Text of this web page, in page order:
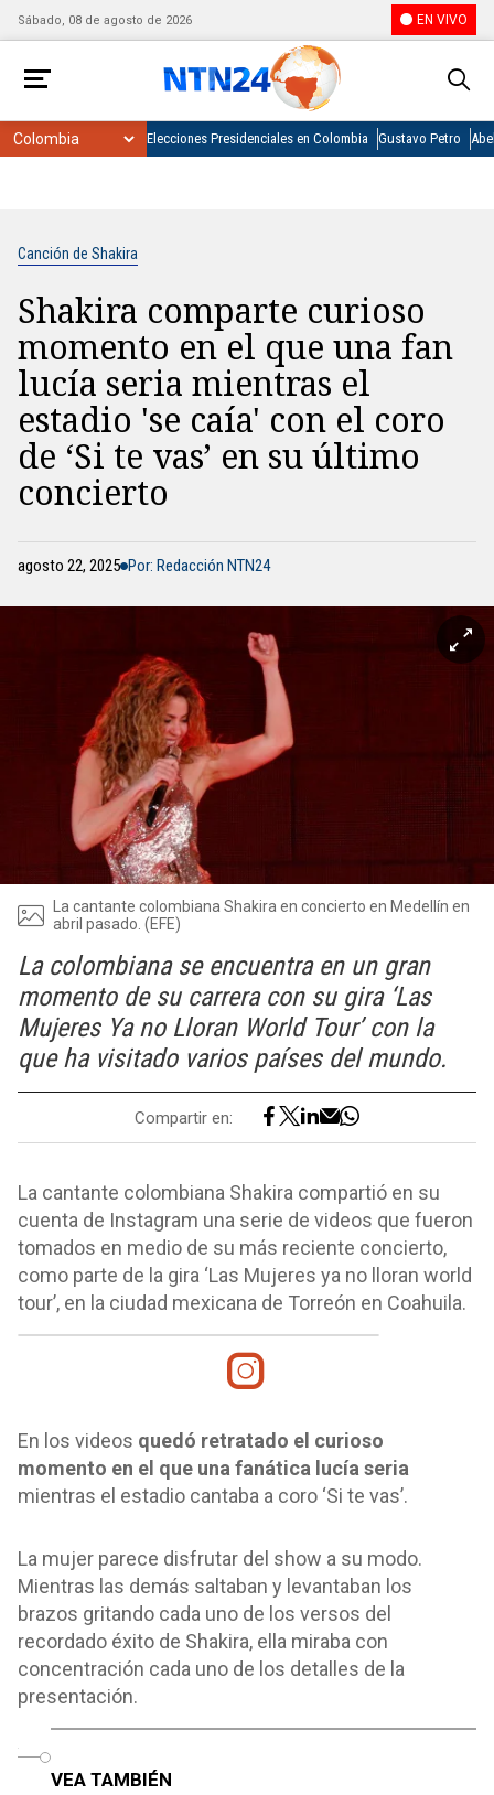
Sábado, 08 de agosto de 2026 EN VIVO
Elecciones Presidenciales en Colombia Gustavo Petro
Canción de Shakira
Shakira comparte curioso
momento en el que una fan
lucía seria mientras el
estadio 'se caía' con el coro
de ‘Si te vas’ en su último
concierto
agosto 22, 2025 Por: Redacción NTN24
La cantante colombiana Shakira en concierto en Medellín en
abril pasado. (EFE)
La colombiana se encuentra en un gran
momento de su carrera con su gira ‘Las
Mujeres Ya no Lloran World Tour’ con la
que ha visitado varios países del mundo.
Compartir en:
La cantante colombiana Shakira compartió en su
cuenta de Instagram una serie de videos que fueron
tomados en medio de su más reciente concierto,
como parte de la gira ‘Las Mujeres ya no lloran world
tour’, en la ciudad mexicana de Torreón en Coahuila.
En los videos quedó retratado el curioso
momento en el que una fanática lucía seria
mientras el estadio cantaba a coro ‘Si te vas’.
La mujer parece disfrutar del show a su modo.
Mientras las demás saltaban y levantaban los
brazos gritando cada uno de los versos del
recordado éxito de Shakira, ella miraba con
concentración cada uno de los detalles de la
presentación.
VEA TAMBIÉN